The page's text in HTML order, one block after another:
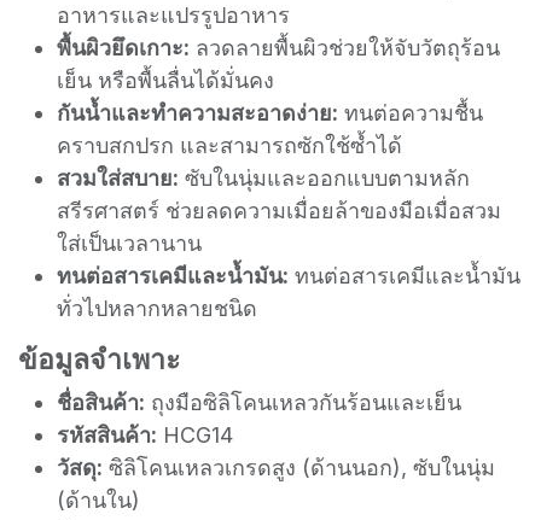
อาหารและแปรรูปอาหาร
พื้นผิวยึดเกาะ: ลวดลายพื้นผิวช่วยให้จับวัตถุร้อน
เย็น หรือพื้นลื่นได้มั่นคง
กันน้ำและทำความสะอาดง่าย: ทนต่อความชื้น
คราบสกปรก และสามารถซักใช้ซ้ำได้
สวมใส่สบาย: ซับในนุ่มและออกแบบตามหลัก
สรีรศาสตร์ ช่วยลดความเมื่อยล้าของมือเมื่อสวม
ใส่เป็นเวลานาน
ทนต่อสารเคมีและน้ำมัน: ทนต่อสารเคมีและน้ำมัน
ทั่วไปหลากหลายชนิด
ข้อมูลจำเพาะ
ชื่อสินค้า: ถุงมือซิลิโคนเหลวกันร้อนและเย็น
รหัสสินค้า: HCG14
วัสดุ: ซิลิโคนเหลวเกรดสูง (ด้านนอก), ซับในนุ่ม
(ด้านใน)